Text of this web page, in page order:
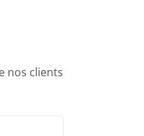
nos clients